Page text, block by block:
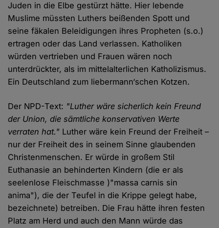
Juden in die Elbe gestürzt hätte. Hier lebende
Muslime müssten Luthers beißenden Spott und
seine fäkalen Beleidigungen ihres Propheten (s.o.)
ertragen oder das Land verlassen. Katholiken
würden vertrieben und Frauen wären noch
unterdrückter, als im mittelalterlichen Katholizismus.
Ein Deutschland zum liebermann‘schen Kotzen.
Der NPD-Text: "Luther wäre sicherlich kein Freund
der Union, die sämtliche konservativen Werte
verraten hat." Luther wäre kein Freund der Freiheit –
nur der Freiheit des in seinem Sinne glaubenden
Christenmenschen. Er würde in großem Stil
Euthanasie an behinderten Kindern (die er als
seelenlose Fleischmasse )"massa carnis sin
anima"), die der Teufel in die Krippe gelegt habe,
bezeichnete) betreiben. Die Frau hätte ihren festen
Platz am Herd und auch den Mann würde das